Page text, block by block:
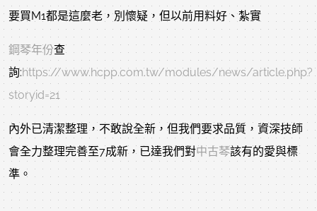
要買M1都是這麼老，別懷疑，但以前用料好、紮實
鋼琴年份查
詢:https://www.hcpp.com.tw/modules/news/article.php?
storyid=21
內外已清潔整理，不敢說全新，但我們要求品質，資深技師
會全力整理完善至7成新，已達我們對中古琴該有的愛與標
準。